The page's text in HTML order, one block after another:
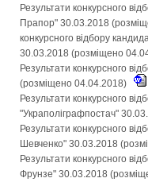
Результати конкурсного
Прапор" 30.03.2018
конкурсного відбору
30.03.2018 (розміщено
Результати конкурсного
(розміщено 04.04.2018)
Результати конкурсного
"Украполіграфпостач"
Результати конкурсного
Шевченко" 30.03.2018
Результати конкурсного
Фрунзе" 30.03.2018